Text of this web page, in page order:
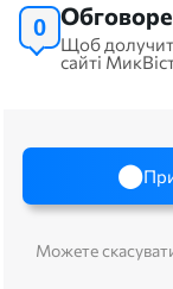
0
Щоб
сайті
Можете